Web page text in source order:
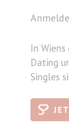
In
Dating
Singles